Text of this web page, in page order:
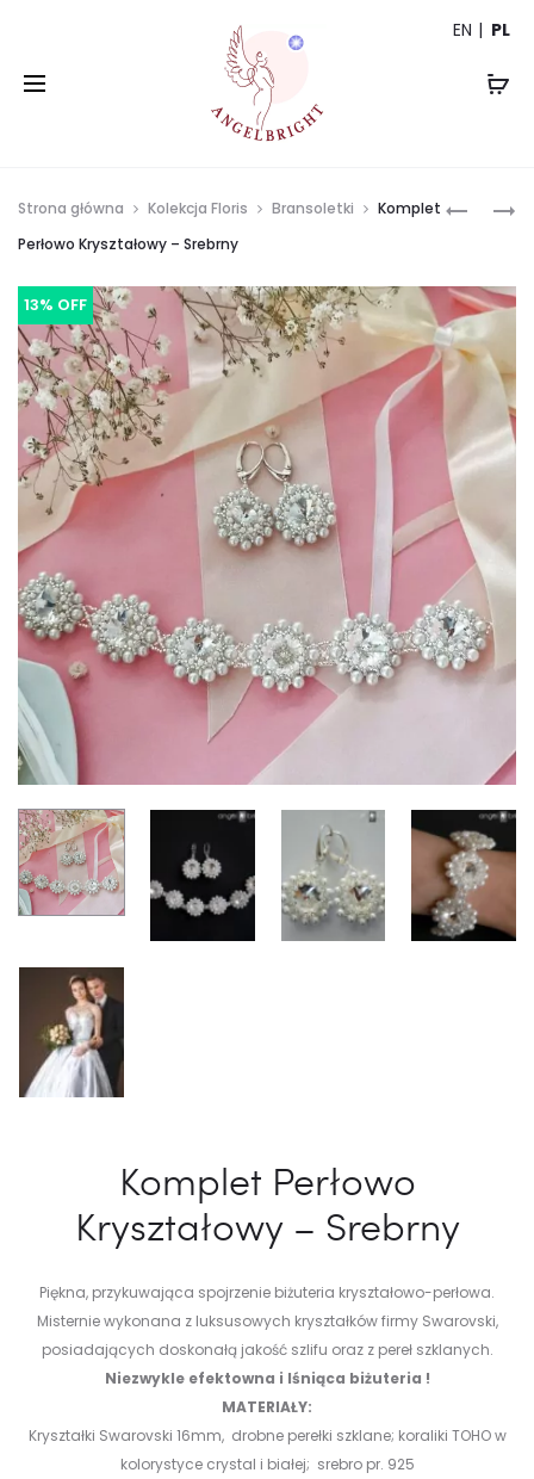
EN PL
–
SREBRNY
Strona główna Kolekcja Floris Bransoletki
Komplet
Perłowo Kryształowy – Srebrny
13% OFF
Komplet Perłowo
Kryształowy – Srebrny
Piękna, przykuwająca spojrzenie biżuteria kryształowo-perłowa.
Misternie wykonana z luksusowych kryształków firmy Swarovski,
posiadających doskonałą jakość szlifu oraz z pereł szklanych.
Niezwykle efektowna i lśniąca biżuteria !
MATERIAŁY:
Kryształki Swarovski 16mm, drobne perełki szklane; koraliki TOHO w
kolorystyce crystal i białej; srebro pr. 925